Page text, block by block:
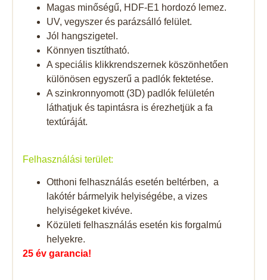
Magas minőségű, HDF-E1 hordozó lemez.
UV, vegyszer és parázsálló felület.
Jól hangszigetel.
Könnyen tisztítható.
A speciális klikkrendszernek köszönhetően
különösen egyszerű a padlók fektetése.
A szinkronnyomott (3D) padlók felületén
láthatjuk és tapintásra is érezhetjük a fa
textúráját.
Felhasználási terület:
Otthoni felhasználás esetén beltérben, a
lakótér bármelyik helyiségébe, a vizes
helyiségeket kivéve.
Közületi felhasználás esetén kis forgalmú
helyekre.
25 év garancia!